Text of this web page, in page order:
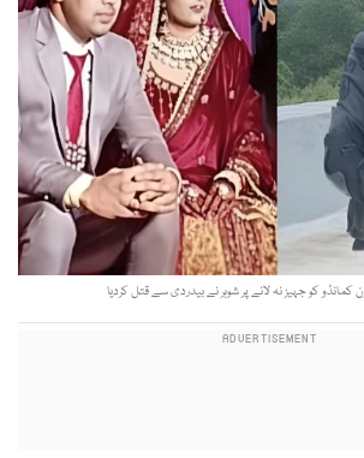
کمانڈو کو جہیز نہ لانے پر شوہر نے بیدردی سے قتل کردیا